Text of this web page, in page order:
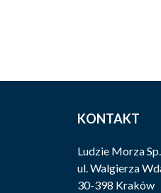
KONTAKT
Ludzie Morza
ul. Walgierza
30-398 Kraków